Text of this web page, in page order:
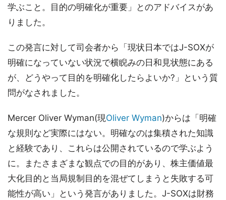
学ぶこと。目的の明確化が重要」とのアドバイスがあ
りました。
この発言に対して司会者から「現状日本ではJ-SOXが
明確になっていない状況で横睨みの日和見状態にある
が、どうやって目的を明確化したらよいか?」という質
問がなされました。
Mercer Oliver Wyman(現Oliver Wyman)からは「明確
な規則など実際にはない。明確なのは集積された知識
と経験であり、これらは公開されているので学ぶよう
に。またさまざまな観点での目的があり、株主価値最
大化目的と当局規制目的を混ぜてしまうと失敗する可
能性が高い」という発言がありました。J-SOXは財務